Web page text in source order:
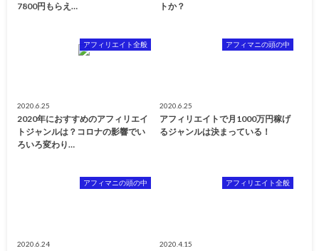
7800円もらえ…
トか？
アフィリエイト全般
2020.6.25
2020年におすすめのアフィリエイ
トジャンルは？コロナの影響でい
ろいろ変わり…
アフィマニの頭の中
2020.6.25
アフィリエイトで月1000万円稼げ
るジャンルは決まっている！
アフィマニの頭の中
2020.6.24
アフィリエイト全般
2020.4.15